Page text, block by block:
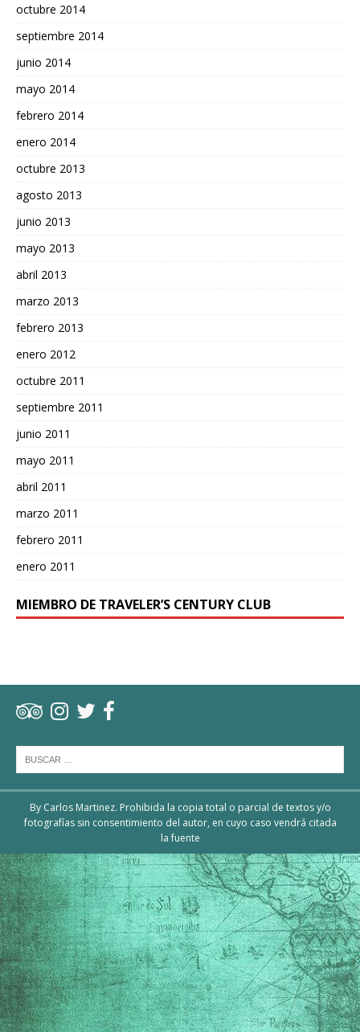
octubre 2014
septiembre 2014
junio 2014
mayo 2014
febrero 2014
enero 2014
octubre 2013
agosto 2013
junio 2013
mayo 2013
abril 2013
marzo 2013
febrero 2013
enero 2012
octubre 2011
septiembre 2011
junio 2011
mayo 2011
abril 2011
marzo 2011
febrero 2011
enero 2011
MIEMBRO DE TRAVELER’S CENTURY CLUB
By Carlos Martinez. Prohibida la copia total o parcial de textos y/o
fotografías sin consentimiento del autor, en cuyo caso vendrá citada
la fuente